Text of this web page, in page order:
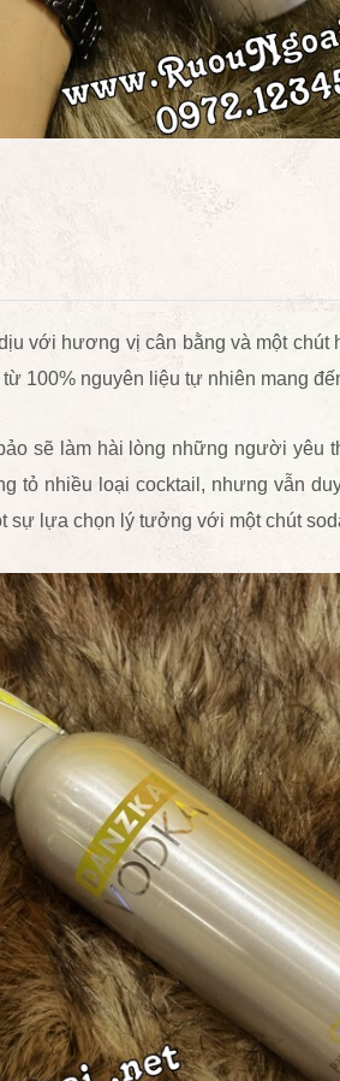
với hương vị cân bằng và một
100% nguyên liệu tự nhiên mang
sẽ làm hài lòng những người yêu
tỏ nhiều loại cocktail, nhưng vẫn
sự lựa chọn lý tưởng với một chút